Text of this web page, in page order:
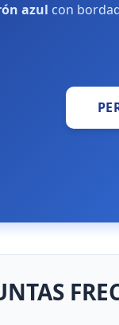
azul con